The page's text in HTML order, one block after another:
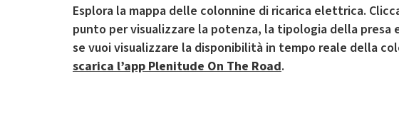
Esplora la mappa delle colonnine di ricarica elettrica.
punto per visualizzare la potenza, la tipologia della presa
se vuoi visualizzare la disponibilità in tempo reale della
scarica l’app Plenitude On The Road.